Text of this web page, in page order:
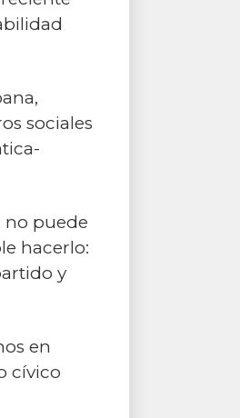
sociales
no puede
hacerlo:
y
en
cívico